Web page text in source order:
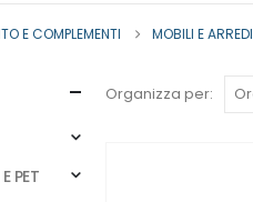
E COMPLEMENTI MOBILI E ARREDI
Organizza per:
PET